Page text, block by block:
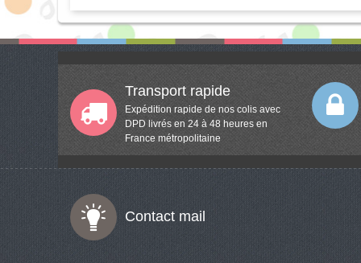
Transport rapide
Expédition rapide de nos colis avec
DPD livrés en 24 à 48 heures en
France métropolitaine
Contact mail